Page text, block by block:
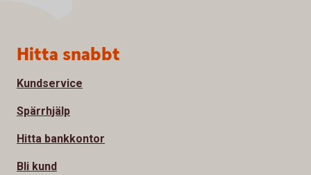
Sidfot
Hitta snabbt
Kundservice
Spärrhjälp
Hitta bankkontor
Bli kund